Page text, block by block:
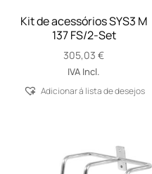
Kit de acessórios SYS3 M
137 FS/2-Set
305,03€
IVA Incl.
Adicionar á lista de desejos